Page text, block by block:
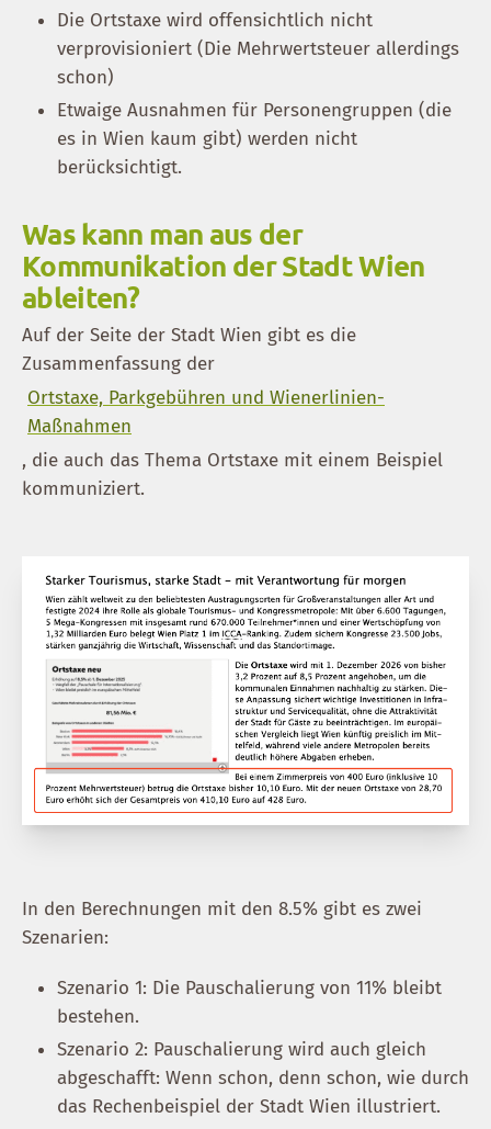
Die Ortstaxe wird offensichtlich nicht
verprovisioniert (Die Mehrwertsteuer allerdings
schon)
Etwaige Ausnahmen für Personengruppen (die
es in Wien kaum gibt) werden nicht
berücksichtigt.
Was kann man aus der
Kommunikation der Stadt Wien
ableiten?
Auf der Seite der Stadt Wien gibt es die
Zusammenfassung der
Ortstaxe, Parkgebühren und Wienerlinien-
Maßnahmen
, die auch das Thema Ortstaxe mit einem Beispiel
kommuniziert.
In den Berechnungen mit den 8.5% gibt es zwei
Szenarien:
Szenario 1: Die Pauschalierung von 11% bleibt
bestehen.
Szenario 2: Pauschalierung wird auch gleich
abgeschafft: Wenn schon, denn schon, wie durch
das Rechenbeispiel der Stadt Wien illustriert.